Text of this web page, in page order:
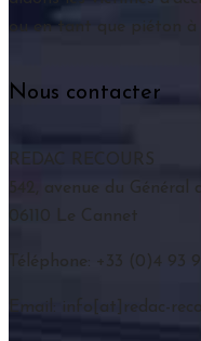
ou en tant que piéton
Nous contacter
REDAC RECOURS
542, avenue du Général
06110 Le Cannet
Téléphone: +33 (0)4 93
Email: info[at]redac-